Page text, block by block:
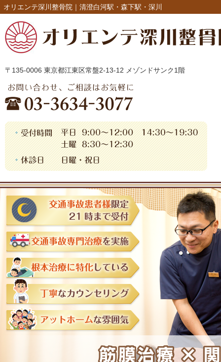
オリエンテ深川整骨院｜清澄白河駅・森下駅・深川
〒135-0006 東京都江東区常盤2-13-12 メゾンドサンク1階